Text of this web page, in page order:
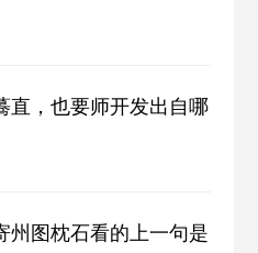
直，也要师开发出自哪
州图枕石看的上一句是